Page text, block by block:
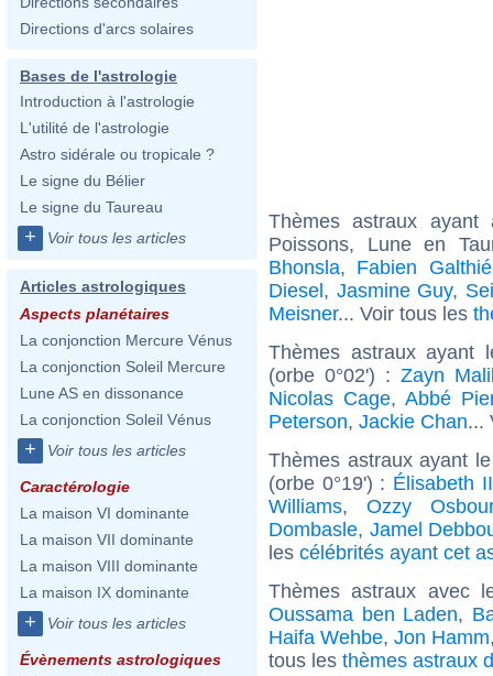
Directions d'arcs solaires
Bases de l'astrologie
Introduction à l'astrologie
L'utilité de l'astrologie
Astro sidérale ou tropicale ?
Le signe du Bélier
Le signe du Taureau
+ Voir tous les articles
Articles astrologiques
Aspects planétaires
La conjonction Mercure Vénus
La conjonction Soleil Mercure
Lune AS en dissonance
La conjonction Soleil Vénus
+ Voir tous les articles
Caractérologie
La maison VI dominante
La maison VII dominante
La maison VIII dominante
La maison IX dominante
+ Voir tous les articles
Évènements astrologiques
Thèmes astraux
Poissons, Lune en
Bhonsla, Fabien Galthié
Diesel, Jasmine Guy,
Meisner... Voir tous les
Thèmes astraux ayant
(orbe 0°02') : Zayn
Nicolas Cage, Abbé
Peterson, Jackie Chan...
Thèmes astraux ayant
(orbe 0°19') : Élisabeth
Williams,Ozzy
Dombasle, Jamel
les célébrités ayant cet
Thèmes astraux avec
Oussama ben Laden,
Haifa Wehbe, Jon Hamm
tous les thèmes astraux